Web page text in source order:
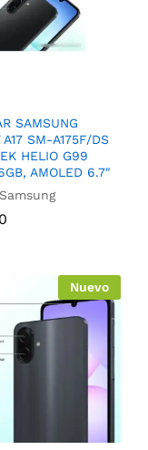
SAMSUNG
A17 SM-A175F/DS
HELIO G99
AMOLED 6.7″
Samsung
Nuevo